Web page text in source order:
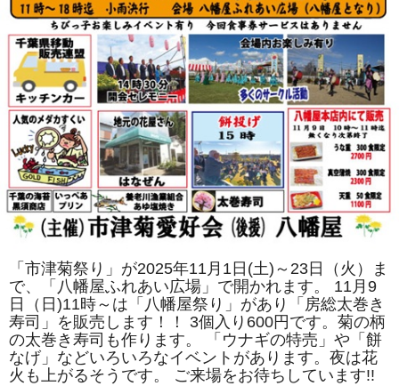
ー
パ
ン
ダ」
を
巻
き
ま
す。
体
教
室
も
あ
り
ま
す。
は
「市津菊祭り」が2025年11月1日(土)～23日（火）ま
で、「八幡屋ふれあい広場」で開かれます。 11月9
日（日)11時～は「八幡屋祭り」があり「房総太巻き
寿司」を販売します！！ 3個入り600円です。菊の柄
の太巻き寿司も作ります。 「ウナギの特売」や「餅
なげ」などいろいろなイベントがあります。夜は花
火も上がるそうです。 ご来場をお待ちしています!!